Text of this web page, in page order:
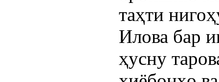
таҳти
Илова бар
ҳусну